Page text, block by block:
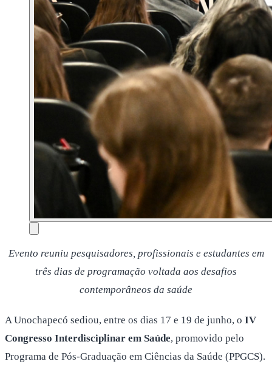
Evento reuniu pesquisadores, profissionais e estudantes em
três dias de programação voltada aos desafios
contemporâneos da saúde
A Unochapecó sediou, entre os dias 17 e 19 de junho, o IV
Congresso Interdisciplinar em Saúde, promovido pelo
Programa de Pós-Graduação em Ciências da Saúde (PPGCS).